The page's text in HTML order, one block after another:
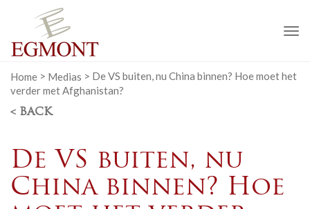
Home > Medias > De VS buiten, nu China binnen? Hoe moet het
verder met Afghanistan?
< BACK
De VS buiten, nu
China binnen? Hoe